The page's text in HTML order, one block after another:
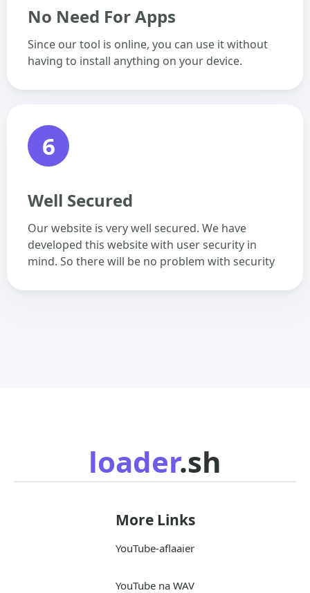
No Need For Apps
Since our tool is online, you can use it without
having to install anything on your device.
6
Well Secured
Our website is very well secured. We have
developed this website with user security in
mind. So there will be no problem with security
loader.sh
More Links
YouTube-aflaaier
YouTube na WAV